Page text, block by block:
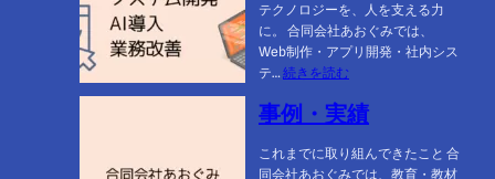
グ
支
援
テクノロジーを、人を支える力
に。 合同会社あおぐみでは、
Web制作・アプリ開発・社内シス
テ…続きを読む
ア
リ・
事例・実績
これまでに取り組んできたこと 合
同会社あおぐみでは、教育・教材